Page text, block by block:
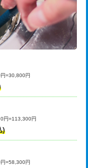
11,000円~
55,000円
11,000円
22,000円
33,000円
=30,800円
円=113,300円
)
=58,300円